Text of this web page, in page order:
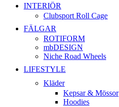
INTERIÖR
Clubsport Roll Cage
FÄLGAR
ROTIFORM
mbDESIGN
Niche Road Wheels
LIFESTYLE
Kläder
Kepsar & Mössor
Hoodies